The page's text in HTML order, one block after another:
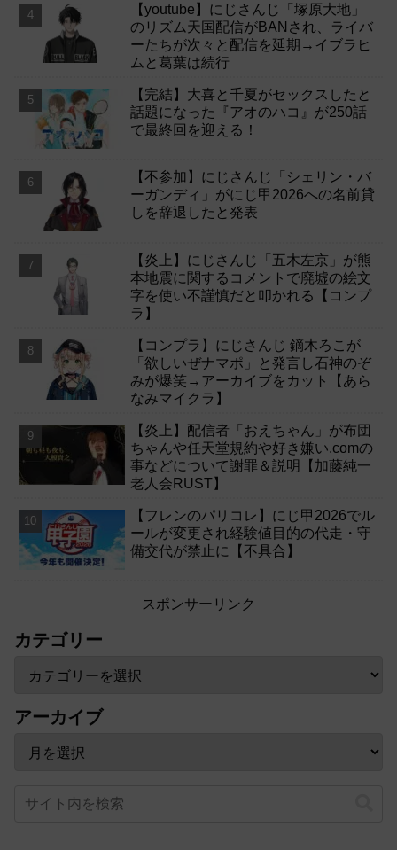
【youtube】にじさんじ「塚原大地」
のリズム天国配信がBANされ、ライバ
ーたちが次々と配信を延期→イブラヒ
ムと葛葉は続行
【完結】大喜と千夏がセックスしたと
話題になった『アオのハコ』が250話
で最終回を迎える！
【不参加】にじさんじ「シェリン・バ
ーガンディ」がにじ甲2026への名前貸
しを辞退したと発表
【炎上】にじさんじ「五木左京」が熊
本地震に関するコメントで廃墟の絵文
字を使い不謹慎だと叩かれる【コンプ
ラ】
【コンプラ】にじさんじ 鏑木ろこが
「欲しいぜナマポ」と発言し石神のぞ
みが爆笑→アーカイブをカット【あら
なみマイクラ】
【炎上】配信者「おえちゃん」が布団
ちゃんや任天堂規約や好き嫌い.comの
事などについて謝罪＆説明【加藤純一
老人会RUST】
【フレンのパリコレ】にじ甲2026でル
ールが変更され経験値目的の代走・守
備交代が禁止に【不具合】
スポンサーリンク
カテゴリー
アーカイブ